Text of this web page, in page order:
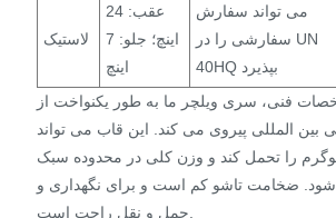
لاستیک
عقب: 24
اینچ؛ جلو: 7
اینچ
می تواند سفارش
سفارشی را در UN
40HQ بپذیرد
فنی، سری ویلچر ما به طور یکنواخت از
بین المللی پیروی می کند. این قاب می تواند
تا 150 کیلوگرم را تحمل کند و وزن کلی در محدوده سبک
ضخامت تاشو کم است و برای نگهداری و